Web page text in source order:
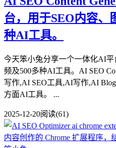
台，用于SEO内容、
种AI工具。
今天笨小兔分享一个一体化AI
频及500多种AI工具。AI SEO
写作,AI SEO工具,AI写作,AI
方面AI工具。 ...
2025-12-20阅读(61)